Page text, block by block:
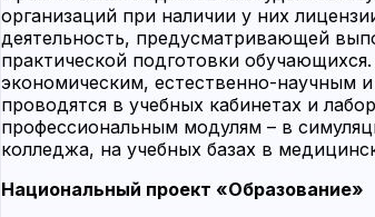
организаций при наличии у них
деятельность, предусматривающей
практической подготовки
экономическим, естественно-научным
проводятся в учебных кабинетах и
профессиональным модулям – в
колледжа, на учебных базах в
Национальный проект «Образование»